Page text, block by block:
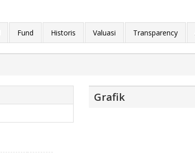
Fund Historis Valuasi Transparency
Grafik